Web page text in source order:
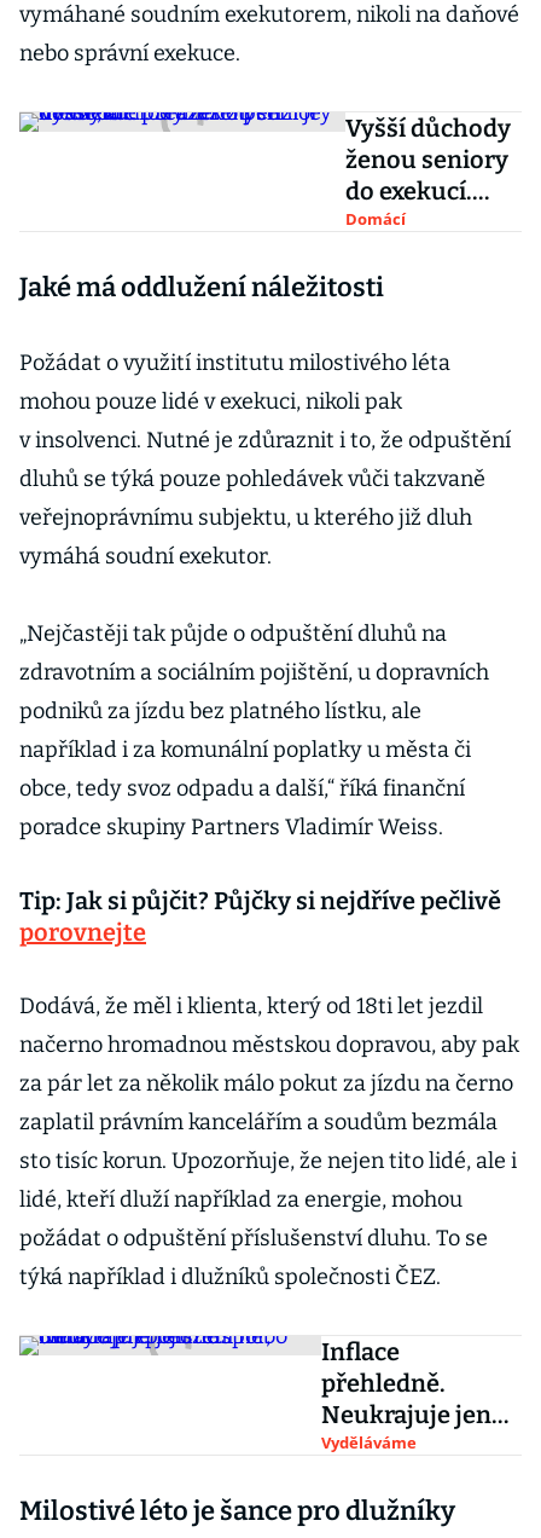
vymáhané soudním exekutorem, nikoli na daňové
nebo správní exekuce.
Vyšší důchody
ženou seniory
do exekucí.
Srážek z penzí
předlužených
Domácí
Jaké má oddlužení náležitosti
Požádat o využití institutu milostivého léta
mohou pouze lidé v exekuci, nikoli pak
v insolvenci. Nutné je zdůraznit i to, že odpuštění
dluhů se týká pouze pohledávek vůči takzvaně
veřejnoprávnímu subjektu, u kterého již dluh
vymáhá soudní exekutor.
„Nejčastěji tak půjde o odpuštění dluhů na
zdravotním a sociálním pojištění, u dopravních
podniků za jízdu bez platného lístku, ale
například i za komunální poplatky u města či
obce, tedy svoz odpadu a další,“ říká finanční
poradce skupiny Partners Vladimír Weiss.
Tip: Jak si půjčit? Půjčky si nejdříve pečlivě
porovnejte
Dodává, že měl i klienta, který od 18ti let jezdil
načerno hromadnou městskou dopravou, aby pak
za pár let za několik málo pokut za jízdu na černo
zaplatil právním kancelářím a soudům bezmála
sto tisíc korun. Upozorňuje, že nejen tito lidé, ale i
lidé, kteří dluží například za energie, mohou
požádat o odpuštění příslušenství dluhu. To se
týká například i dlužníků společnosti ČEZ.
Inflace
přehledně.
Neukrajuje jen
z úspor,
pojištění nebo
Vyděláváme
Milostivé léto je šance pro dlužníky